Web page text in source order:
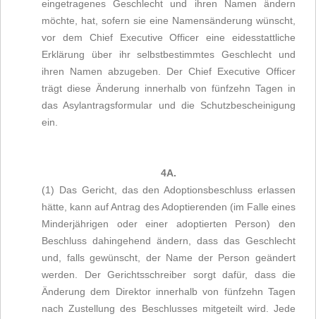
eingetragenes Geschlecht und ihren Namen ändern
möchte, hat, sofern sie eine Namensänderung wünscht,
vor dem Chief Executive Officer eine eidesstattliche
Erklärung über ihr selbstbestimmtes Geschlecht und
ihren Namen abzugeben. Der Chief Executive Officer
trägt diese Änderung innerhalb von fünfzehn Tagen in
das Asylantragsformular und die Schutzbescheinigung
ein.
4A.
(1) Das Gericht, das den Adoptionsbeschluss erlassen
hätte, kann auf Antrag des Adoptierenden (im Falle eines
Minderjährigen oder einer adoptierten Person) den
Beschluss dahingehend ändern, dass das Geschlecht
und, falls gewünscht, der Name der Person geändert
werden. Der Gerichtsschreiber sorgt dafür, dass die
Änderung dem Direktor innerhalb von fünfzehn Tagen
nach Zustellung des Beschlusses mitgeteilt wird. Jede